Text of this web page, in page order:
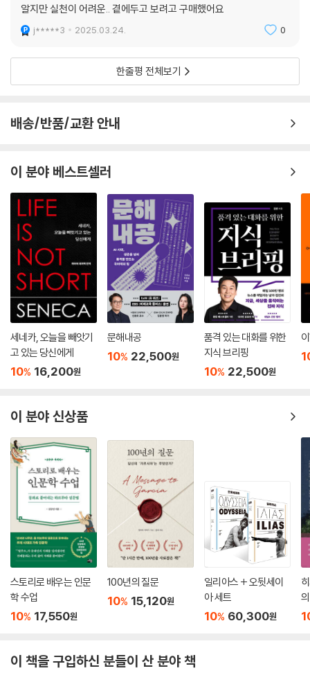
알지만 실천이 어려운.. 곁에두고 보려고 구매했어요
j*****3 2025.03.24. 0
한줄평 전체보기
배송/반품/교환 안내
이 분야 베스트셀러
세네카, 오늘을 빼앗기
고 있는 당신에게
10% 16,200원
문해내공
10% 22,500원
품격 있는 대화를 위한
지식 브리핑
10% 22,500원
이 분야 신상품
스토리로 배우는 인문
학 수업
10% 17,550원
100년의 질문
10% 15,120원
일리아스 + 오뒷세이
아 세트
10% 60,300원
이 책을 구입하신 분들이 산 분야 책